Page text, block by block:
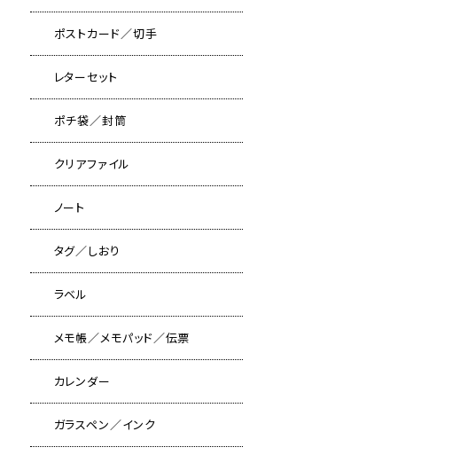
ポストカード／切手
レターセット
ポチ袋／封筒
クリアファイル
ノート
タグ／しおり
ラベル
メモ帳／メモパッド／伝票
カレンダー
ガラスペン／インク